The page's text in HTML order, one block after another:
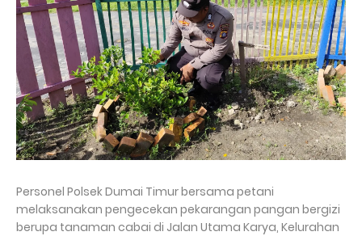
Personel Polsek Dumai Timur bersama petani
melaksanakan pengecekan pekarangan pangan bergizi
berupa tanaman cabai di Jalan Utama Karya, Kelurahan